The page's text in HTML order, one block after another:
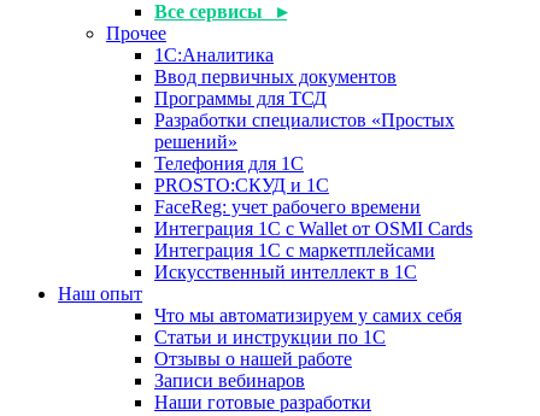
Все сервисы ▸
Прочее
1С:Аналитика
Ввод первичных документов
Программы для ТСД
Разработки специалистов «Простых
решений»
Телефония для 1С
PROSTO:СКУД и 1С
FaceReg: учет рабочего времени
Интеграция 1С с Wallet от OSMI Cards
Интеграция 1С с маркетплейсами
Искусственный интеллект в 1С
Наш опыт
Что мы автоматизируем у самих себя
Статьи и инструкции по 1С
Отзывы о нашей работе
Записи вебинаров
Наши готовые разработки